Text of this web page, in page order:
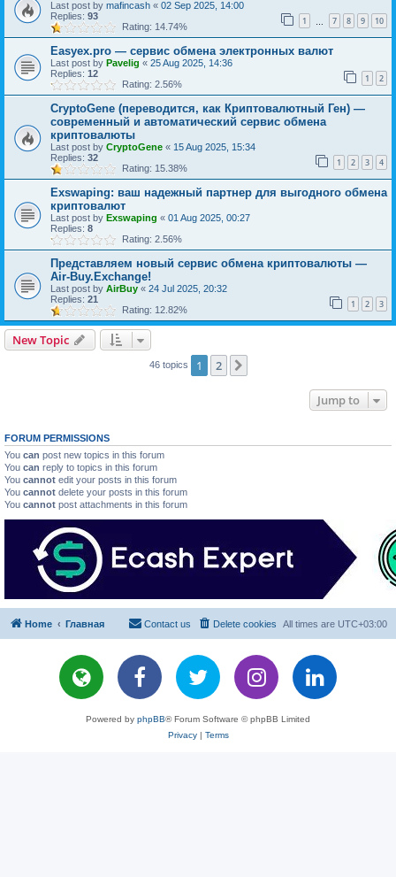
Last post by mafincash « 02 Sep 2025, 14:00
Replies: 93 1 7 8 9 10
Rating: 14.74%
Easyex.pro — сервис обмена электронных валют
Last post by Pavelig « 25 Aug 2025, 14:36
Replies: 12 1 2
Rating: 2.56%
CryptoGene (переводится, как Криптовалютный Ген) —
современный и автоматический сервис обмена
криптовалюты
Last post by CryptoGene « 15 Aug 2025, 15:34
Replies: 32 1 2 3 4
Rating: 15.38%
Exswaping: ваш надежный партнер для выгодного обмена
криптовалют
Last post by Exswaping « 01 Aug 2025, 00:27
Replies: 8
Rating: 2.56%
Представляем новый сервис обмена криптовалюты —
Air-Buy.Exchange!
Last post by AirBuy « 24 Jul 2025, 20:32
Replies: 21 1 2 3
Rating: 12.82%
New Topic
46 topics 1 2
Jump to
FORUM PERMISSIONS
You can post new topics in this forum
You can reply to topics in this forum
You cannot edit your posts in this forum
You cannot delete your posts in this forum
You cannot post attachments in this forum
Home Главная All times are UTC+03:00
Delete cookies
Contact us
Powered by phpBB® Forum Software © phpBB Limited
Privacy| Terms